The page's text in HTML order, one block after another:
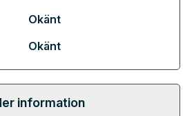
Okänt
Okänt
information